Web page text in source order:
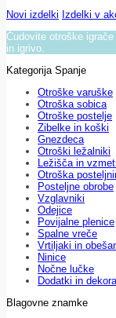
Novi izdelki Izdelki v
Čudovite otroške
in igrivo.
Kategorija Spanje
Otroške varuške
Otroška sobica
Otroške postelje
Zibelke in koški
Gnezdeca
Otroški ležalniki
Ležišča in
Otroška
Posteljne obrobe
Vzglavniki
Odejice
Povijalne plenice
Spalne vreče
Vrtiljaki in
Ninice
Nočne lučke
Dodatki in
Blagovne znamke